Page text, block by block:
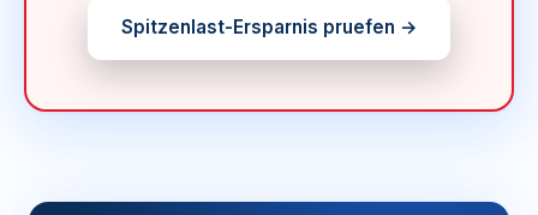
Spitzenlast-Ersparnis pruefen →